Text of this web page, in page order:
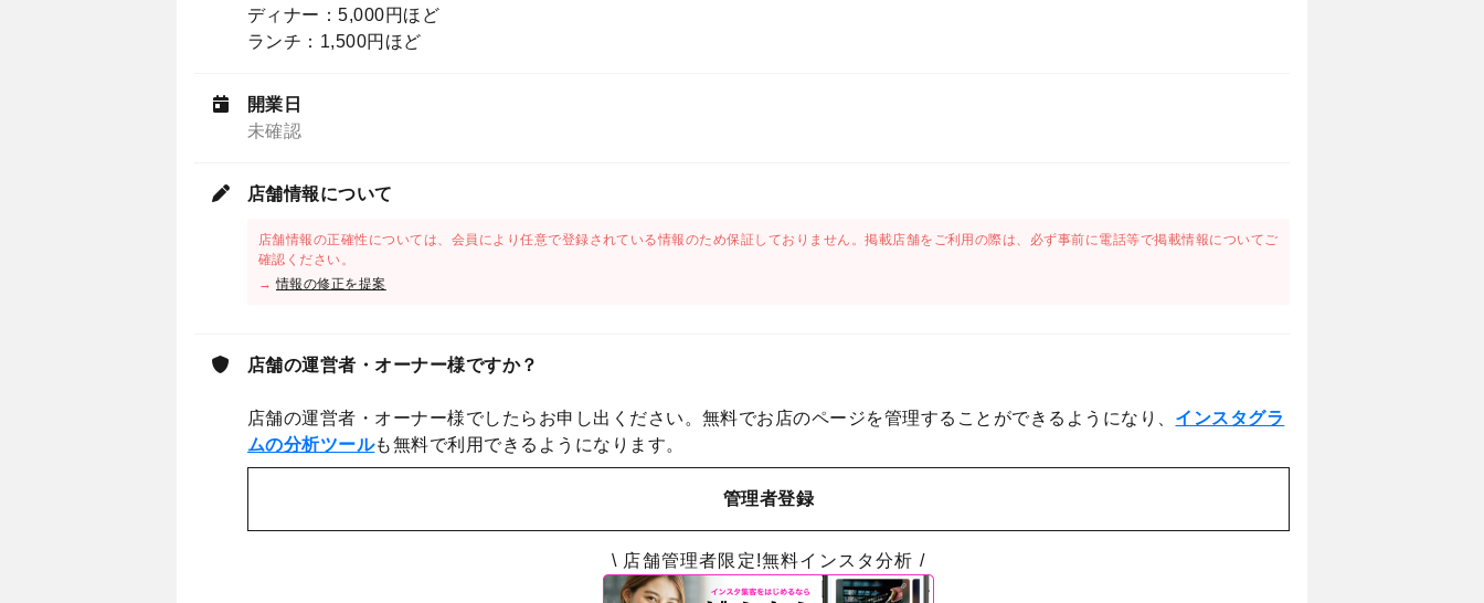
ディナー：5,000円ほど
ランチ：1,500円ほど
開業日
未確認
店舗情報について
店舗情報の正確性については、会員により任意で登録されている情報のため保証しておりません。掲載店舗をご利用の際は、必ず事前に電話等で掲載情報についてご
確認ください。
→情報の修正を提案
店舗の運営者・オーナー様ですか？
店舗の運営者・オーナー様でしたらお申し出ください。無料でお店のページを管理することができるようになり、 インスタグラ
ムの分析ツールも無料で利用できるようになります。
管理者登録
\ 店舗管理者限定!無料インスタ分析 /